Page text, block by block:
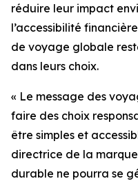
réduire leur impact
l’accessibilité
de voyage globale
dans leurs choix.
« Le message des
faire des choix
être simples et
directrice de la
durable ne pourra se